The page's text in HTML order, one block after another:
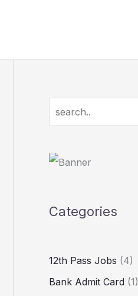
Categories
12th Pass Jobs (4)
Bank Admit Card(1)